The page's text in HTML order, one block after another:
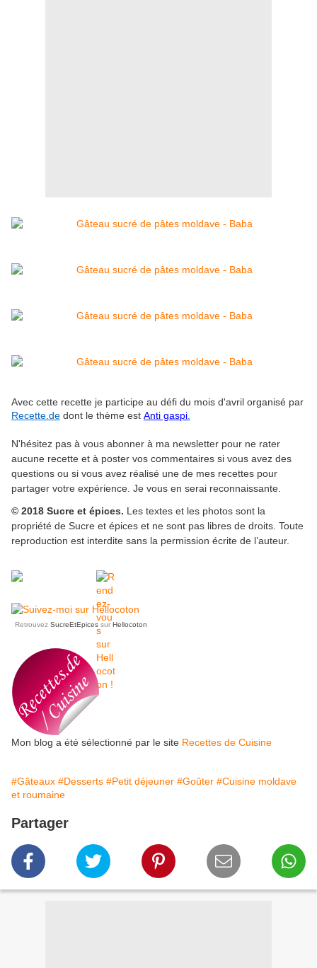
Avec cette recette je participe au défi du mois d'avril organisé par
Recette.de dont le thème est Anti gaspi
N'hésitez pas à vous abonner à ma newsletter pour ne rater
aucune recette et à poster vos commentaires si vous avez des
questions ou si vous avez réalisé une de mes recettes pour
partager votre expérience. Je vous en serai reconnaissante.
© 2018 Sucre et épices. Les textes et les photos sont la
propriété de Sucre et épices et ne sont pas libres de droits. Toute
reproduction est interdite sans la permission écrite de l’auteur.
Retrouvez SucreEtEpices sur Hellocoton
Mon blog a été sélectionné par le site Recettes de Cuisine
#Gâteaux #Desserts #Petit déjeuner #Goûter #Cuisine moldave
et roumaine
Partager